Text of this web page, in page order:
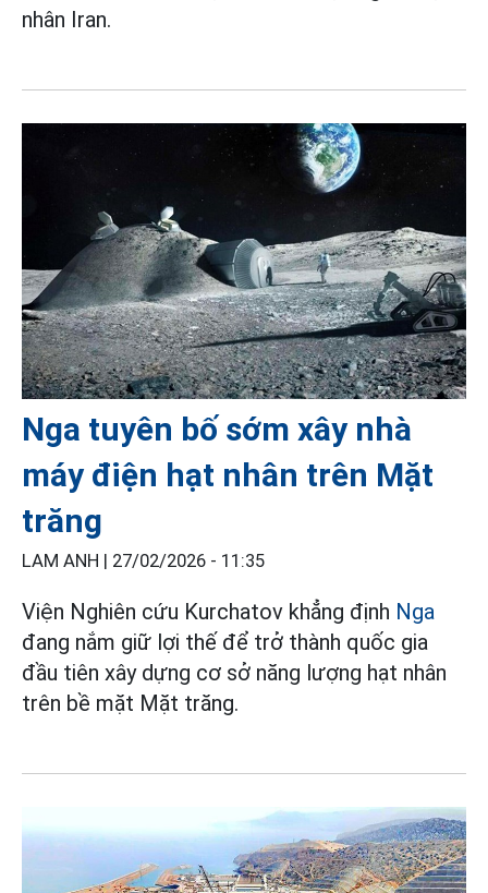
nhân Iran.
Nga tuyên bố sớm xây nhà
máy điện hạt nhân trên Mặt
trăng
LAM ANH | 27/02/2026 - 11:35
Viện Nghiên cứu Kurchatov khẳng định Nga
đang nắm giữ lợi thế để trở thành quốc gia
đầu tiên xây dựng cơ sở năng lượng hạt nhân
trên bề mặt Mặt trăng.